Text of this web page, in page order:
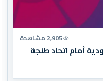
2,905 مشاهدة
أمام اتحاد طنجة